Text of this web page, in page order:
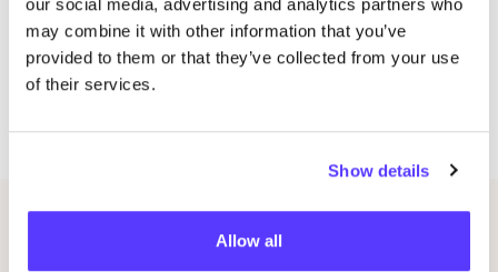
our social media, advertising and analytics partners who
may combine it with other information that you’ve
provided to them or that they’ve collected from your use
of their services.
Show details
Allow all
Kof­fie, thee&koekjes
Wat moet je meenemen:
Pro­to­ty­pe stof om de pro­to­ty­pes te maken
(goed­koop katoen is prima)
Gerelateerde evenementen